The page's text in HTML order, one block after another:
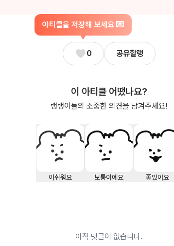
아티클을 저장해 보세요 💌
0 공유할랭
이 아티클 어땠나요?
랭랭이들의 소중한 의견을 남겨주세요!
아쉬워요 보통이에요 좋았어요
아직 댓글이 없습니다.